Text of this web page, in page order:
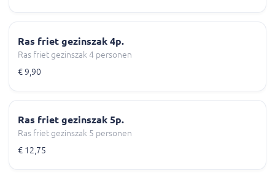
Ras friet gezinszak 4p.
Ras friet gezinszak 4 personen
€ 9,90
Ras friet gezinszak 5p.
Ras friet gezinszak 5 personen
€ 12,75